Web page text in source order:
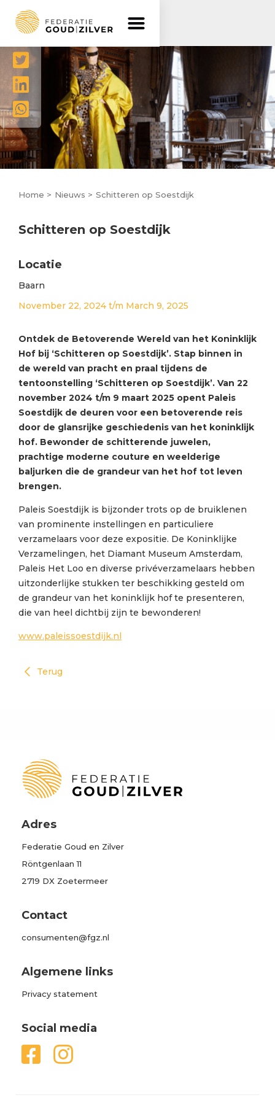
Delen




Home > Nieuws > Schitteren op Soestdijk
Schitteren op Soestdijk
Locatie
Baarn
November 22, 2024 t/m March 9, 2025
Ontdek de Betoverende Wereld van het Koninklijk
Hof bij ‘Schitteren op Soestdijk’. Stap binnen in
de wereld van pracht en praal tijdens de
tentoonstelling ‘Schitteren op Soestdijk’. Van 22
november 2024 t/m 9 maart 2025 opent Paleis
Soestdijk de deuren voor een betoverende reis
door de glansrijke geschiedenis van het koninklijk
hof. Bewonder de schitterende juwelen,
prachtige moderne couture en weelderige
baljurken die de grandeur van het hof tot leven
brengen.
Paleis Soestdijk is bijzonder trots op de bruiklenen
van prominente instellingen en particuliere
verzamelaars voor deze expositie. De Koninklijke
Verzamelingen, het Diamant Museum Amsterdam,
Paleis Het Loo en diverse privéverzamelaars hebben
uitzonderlijke stukken ter beschikking gesteld om
de grandeur van het koninklijk hof te presenteren,
die van heel dichtbij zijn te bewonderen!
www.paleissoestdijk.nl
Terug
Adres
Federatie Goud en Zilver
Röntgenlaan 11
2719 DX Zoetermeer
Contact
consumenten@fgz.nl
Algemene links
Privacy statement
Social media
 